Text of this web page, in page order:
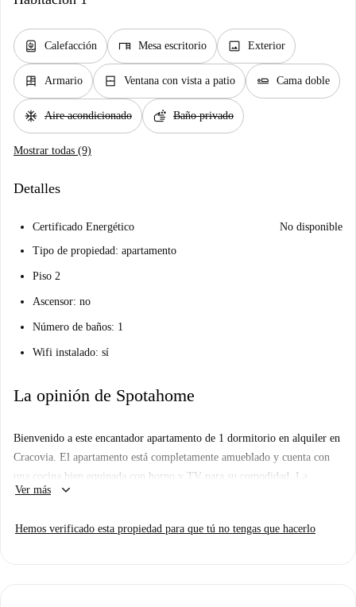
water_heater Calefacción desk Mesa escritorio image Exterior
dresser Armario window_closed Ventana con vista a patio airline_seat_flat Cama doble
ac_unit Aire acondicionado soap Baño privado
Mostrar todas (9)
Detalles
Certificado Energético
No disponible
Tipo de propiedad: apartamento
Piso 2
Ascensor: no
Número de baños: 1
Wifi instalado: sí
La opinión de Spotahome
Bienvenido a este encantador apartamento de 1 dormitorio en alquiler en
Cracovia. El apartamento está completamente amueblado y cuenta con
una cocina bien equipada con horno y TV para su comodidad. La
propiedad cuenta con calefacción central para garantizar su comodidad
lavadora ni secadora, sigue siendo una residencia cómoda y acogedora,
Ver más keyboard_arrow_down
Hemos verificado esta propiedad para que tú no tengas que hacerlo